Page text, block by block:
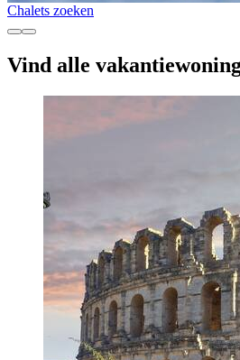
Chalets zoeken
Vind alle